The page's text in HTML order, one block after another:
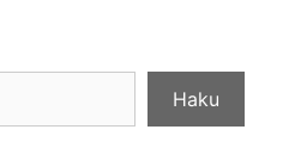
Haku